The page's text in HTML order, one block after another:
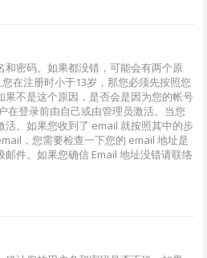
密码。如果都没错，可能会有两个原
在注册时小于13岁，那您必须先按照您
不是这个原因，是否会是因为您的帐号
在登录前由自己或由管理员激活。当您
活。如果您收到了 email 就按照其中的步
，您需要检查一下您的 email 地址是
件。如果您确信 Email 地址没错请联络